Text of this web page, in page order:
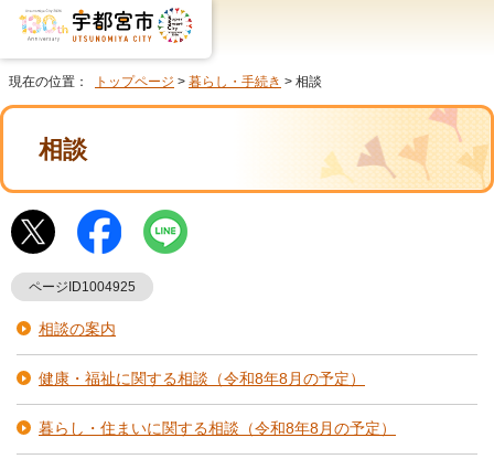
現在の位置： トップページ > 暮らし・手続き > 相談
相談
ページID1004925
相談の案内
健康・福祉に関する相談（令和8年8月の予定）
暮らし・住まいに関する相談（令和8年8月の予定）